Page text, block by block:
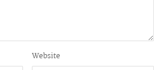
Website